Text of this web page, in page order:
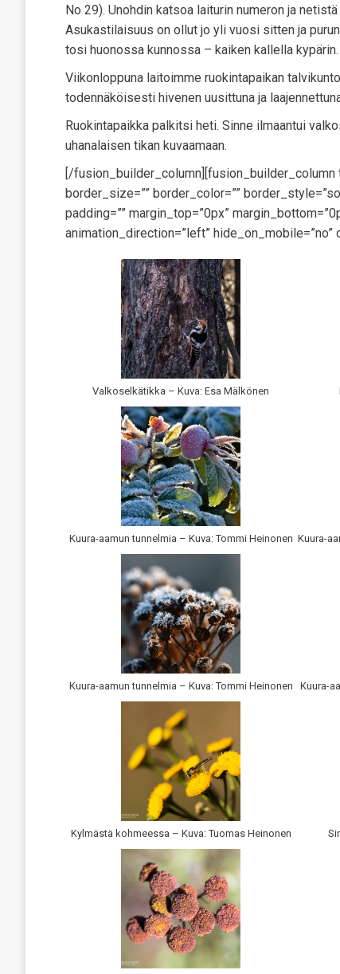
No 29). Unohdin katsoa laiturin numeron ja
Asukastilaisuus on ollut jo yli vuosi sitten ja
tosi huonossa kunnossa – kaiken kallella
Viikonloppuna laitoimme ruokintapaikan
todennäköisesti hivenen uusittuna ja
Ruokintapaikka palkitsi heti. Sinne ilmaantui
uhanalaisen tikan kuvaamaan.
[/fusion_builder_column][fusion_builder_column
border_size=”” border_color=””
padding=”” margin_top=”0px”
animation_direction=”left” hide_on_mobile=”no”
Valkoselkätikka – Kuva: Esa Mälkönen
Kuura-aamun tunnelmia – Kuva: Tommi Heinonen Kuura-
Kuura-aamun tunnelmia – Kuva: Tommi Heinonen Kuura-
Kylmästä kohmeessa – Kuva: Tuomas Heinonen